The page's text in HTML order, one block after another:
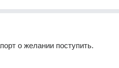
о желании поступить.